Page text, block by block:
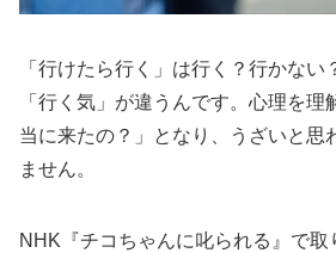
「行けたら行く」は行く？行かない
「行く気」が違うんです。心理を理
当に来たの？」となり、うざいと思
ません。
NHK『チコちゃんに叱られる』で取